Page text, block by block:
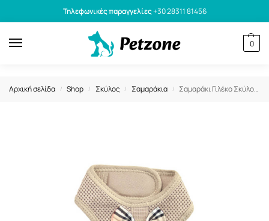
Τηλεφωνικές παραγγελίες+30 28311 81456
0
Αρχική σελίδα / Shop / Σκύλος / Σαμαράκια / Σαμαράκι Γιλέκο Σκύλου Mesh Harness Φούστα Καρό M 40-48cm